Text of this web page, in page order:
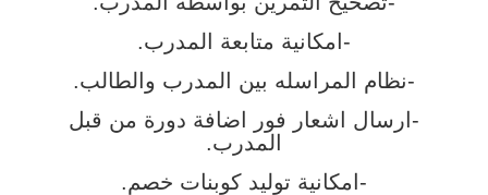
-امكانية متابعة المدرب.
-نظام المراسله بين المدرب والطالب.
-ارسال اشعار فور اضافة دورة من قبل
المدرب.
-امكانية توليد كوبنات خصم.